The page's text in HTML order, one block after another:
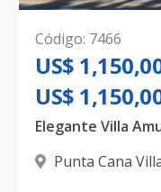
Código: 7466
US$
US$
Punta Cana